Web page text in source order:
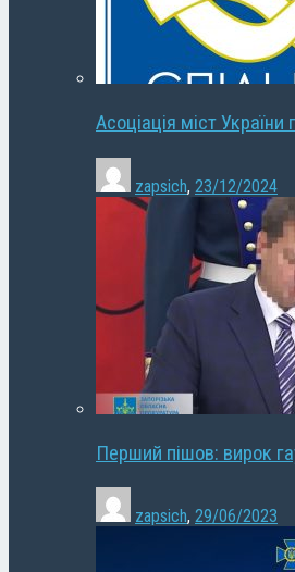
Асоціація міст
zapsich, 23/12/2024
Перший пішов: вирок
zapsich, 29/06/2023